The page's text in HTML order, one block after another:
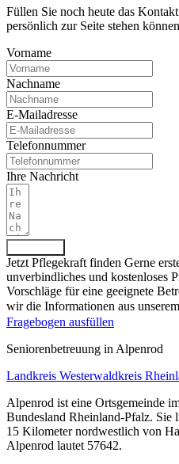
Füllen Sie noch heute das
persönlich zur Seite stehen
Vorname
Nachname
E-Mailadresse
Telefonnummer
Ihre Nachricht
Jetzt Pflegekraft finden Gerne
unverbindliches und kostenloses
Vorschläge für eine geeignete
wir die Informationen aus
Fragebogen ausfüllen
Senioren­betreuung in Alpenrod
Landkreis Westerwaldkreis
Alpenrod ist eine Ortsgemeinde
Bundesland Rheinland-Pfalz. Sie
15 Kilometer nordwestlich von
Alpenrod lautet 57642.